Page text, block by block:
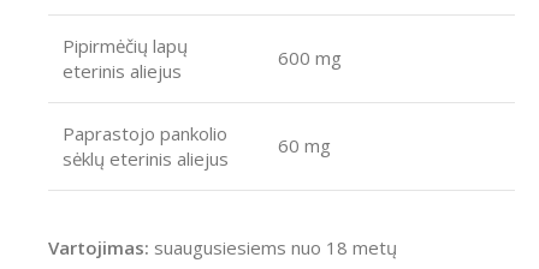
Pipirmėčių lapų
eterinis aliejus
600 mg
Paprastojo pankolio
sėklų eterinis aliejus
60 mg
Vartojimas: suaugusiesiems nuo 18 metų